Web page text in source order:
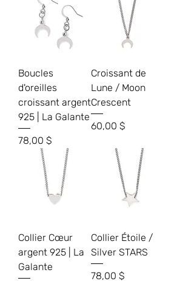
Boucles
d'oreilles
croissant argent
925 | La Galante
Prix
78,00 $
Croissant de
Lune / Moon
Crescent
Prix
60,00 $
Collier Cœur
argent 925 | La
Galante
Collier Étoile /
Silver STARS
Prix
78,00 $